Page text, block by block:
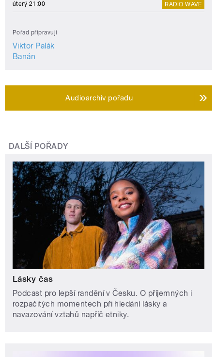
úterý 21:00 RADIO WAVE
Pořad připravují
Viktor Palák
Banán
Audioarchiv pořadu
DALŠÍ POŘADY
Lásky čas
Podcast pro lepší randění v Česku. O příjemných i
rozpačitých momentech při hledání lásky a
navazování vztahů napříč etniky.